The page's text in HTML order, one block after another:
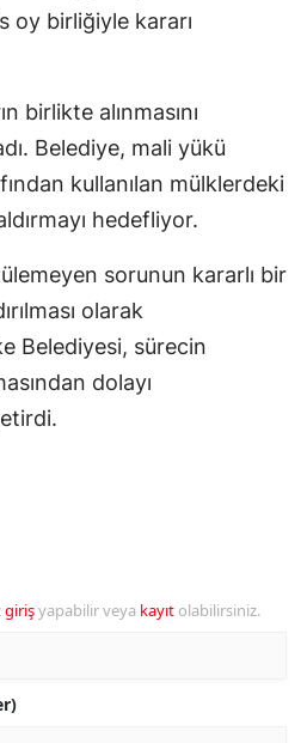
oy birliğiyle kararı
birlikte alınmasını
Belediye, mali yükü
kullanılan mülklerdeki
hedefliyor.
sorunun kararlı bir
olarak
Belediyesi, sürecin
dolayı
girişyapabilir veya kayıt olabilirsiniz.